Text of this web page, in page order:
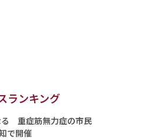
ランキング
る 重症筋無力症の市民
で開催